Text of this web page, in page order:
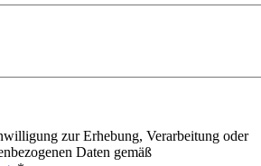
zur Erhebung, Verarbeitung oder
Daten gemäß